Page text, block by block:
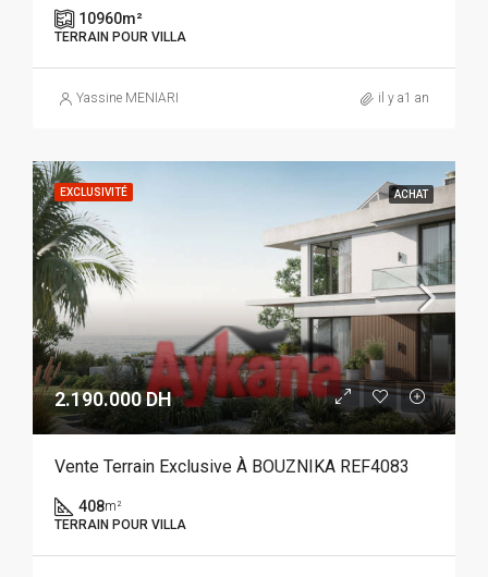
10960m²
TERRAIN POUR VILLA
Yassine MENIARI il y a1 an
EXCLUSIVITÉ ACHAT
2.190.000 DH
Vente Terrain Exclusive À BOUZNIKA REF4083
408m²
TERRAIN POUR VILLA